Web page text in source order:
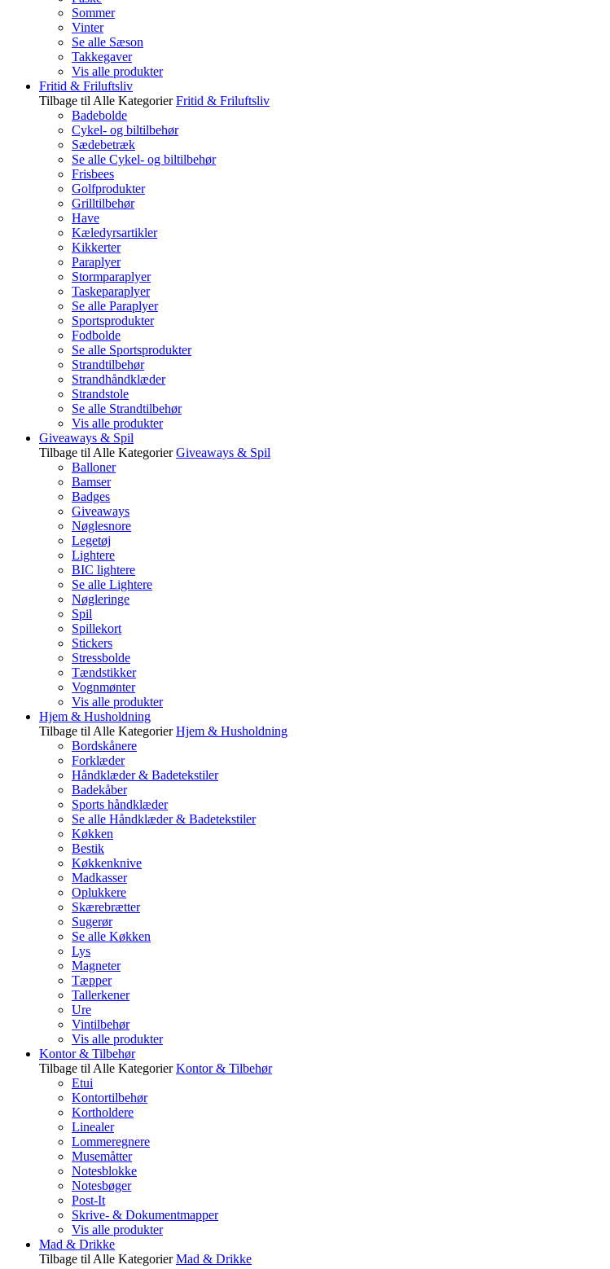
Sommer
Vinter
Se alle Sæson
Takkegaver
Vis alle produkter
Fritid & Friluftsliv
Tilbage til Alle Kategorier Fritid & Friluftsliv
Badebolde
Cykel- og biltilbehør
Sædebetræk
Se alle Cykel- og biltilbehør
Frisbees
Golfprodukter
Grilltilbehør
Have
Kæledyrsartikler
Kikkerter
Paraplyer
Stormparaplyer
Taskeparaplyer
Se alle Paraplyer
Sportsprodukter
Fodbolde
Se alle Sportsprodukter
Strandtilbehør
Strandhåndklæder
Strandstole
Se alle Strandtilbehør
Vis alle produkter
Giveaways & Spil
Tilbage til Alle Kategorier Giveaways & Spil
Balloner
Bamser
Badges
Giveaways
Nøglesnore
Legetøj
Lightere
BIC lightere
Se alle Lightere
Nøgleringe
Spil
Spillekort
Stickers
Stressbolde
Tændstikker
Vognmønter
Vis alle produkter
Hjem & Husholdning
Tilbage til Alle Kategorier Hjem & Husholdning
Bordskånere
Forklæder
Håndklæder & Badetekstiler
Badekåber
Sports håndklæder
Se alle Håndklæder & Badetekstiler
Køkken
Bestik
Køkkenknive
Madkasser
Oplukkere
Skærebrætter
Sugerør
Se alle Køkken
Lys
Magneter
Tæpper
Tallerkener
Ure
Vintilbehør
Vis alle produkter
Kontor & Tilbehør
Tilbage til Alle Kategorier Kontor & Tilbehør
Etui
Kontortilbehør
Kortholdere
Linealer
Lommeregnere
Musemåtter
Notesblokke
Notesbøger
Post-It
Skrive- & Dokumentmapper
Vis alle produkter
Mad & Drikke
Tilbage til Alle Kategorier Mad & Drikke